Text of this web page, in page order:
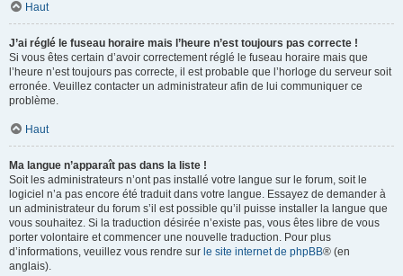
Haut
J’ai réglé le fuseau horaire mais l’heure n’est toujours pas correcte !
Si vous êtes certain d’avoir correctement réglé le fuseau horaire mais que
l’heure n’est toujours pas correcte, il est probable que l’horloge du serveur soit
erronée. Veuillez contacter un administrateur afin de lui communiquer ce
problème.
Haut
Ma langue n’apparaît pas dans la liste !
Soit les administrateurs n’ont pas installé votre langue sur le forum, soit le
logiciel n’a pas encore été traduit dans votre langue. Essayez de demander à
un administrateur du forum s’il est possible qu’il puisse installer la langue que
vous souhaitez. Si la traduction désirée n’existe pas, vous êtes libre de vous
porter volontaire et commencer une nouvelle traduction. Pour plus
d’informations, veuillez vous rendre sur le site internet de phpBB® (en
anglais).